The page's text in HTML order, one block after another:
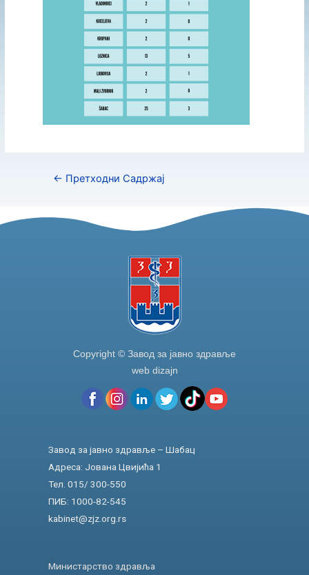
← Претходни Садржај
Copyright © Завод за јавно здравље
web dizajn
Завод за јавно здравље – Шабац
Адреса: Јована Цвијића 1
Тел. 015/ 300-550
ПИБ: 1000-82-545
kabinet@zjz.org.rs
Министарство здравља